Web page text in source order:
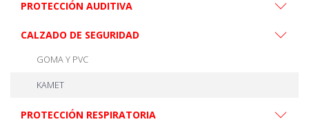
PROTECCIÓN AUDITIVA
CALZADO DE SEGURIDAD
GOMA Y PVC
KAMET
PROTECCIÓN RESPIRATORIA